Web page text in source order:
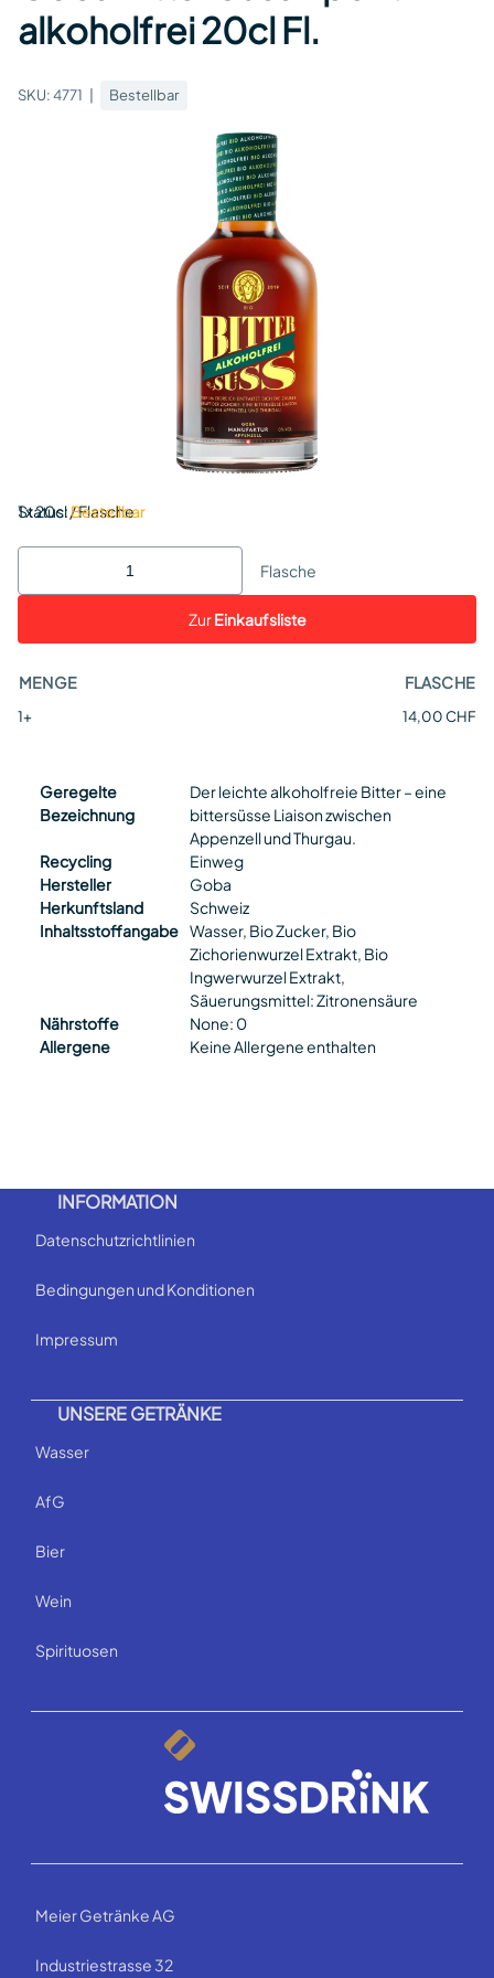
alkoholfrei 20cl Fl.
SKU:4771 Bestellbar
Status:Bestellbar
1 x 20cl / Flasche
Flasche
ZurEinkaufsliste
MENGE FLASCHE
1+ 14,00 CHF
Geregelte
Bezeichnung
Der leichte alkoholfreie Bitter – eine
bittersüsse Liaison zwischen
Appenzell und Thurgau.
Recycling
Einweg
Hersteller
Goba
Herkunftsland
Schweiz
Inhaltsstoffangabe Wasser, Bio Zucker, Bio
Zichorienwurzel Extrakt, Bio
Ingwerwurzel Extrakt,
Säuerungsmittel: Zitronensäure
Nährstoffe
None: 0
Allergene
Keine Allergene enthalten
INFORMATION
Datenschutzrichtlinien
Bedingungen und Konditionen
Impressum
UNSERE GETRÄNKE
Wasser
AfG
Bier
Wein
Spirituosen
Meier Getränke AG
Industriestrasse 32